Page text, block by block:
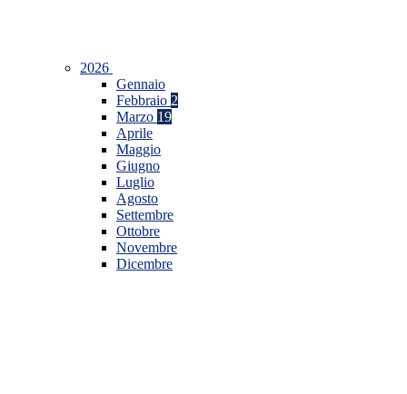
2026
Gennaio
Febbraio 2
Marzo 19
Aprile
Maggio
Giugno
Luglio
Agosto
Settembre
Ottobre
Novembre
Dicembre